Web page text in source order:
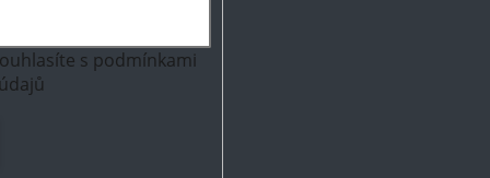
s podmínkami